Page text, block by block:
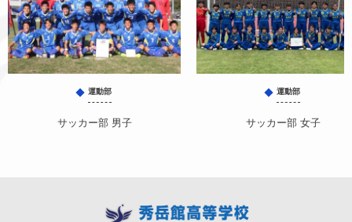
運動部
サッカー部 男子
運動部
サッカー部 女子